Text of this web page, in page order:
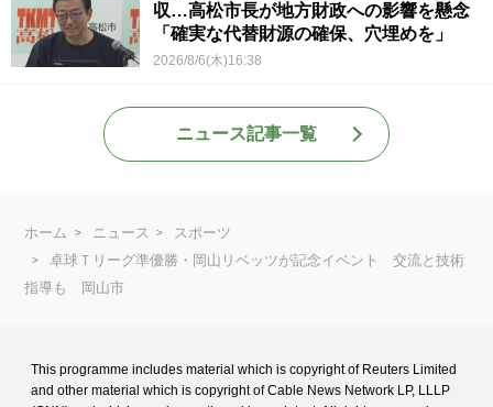
収…高松市長が地方財政への影響を懸念
「確実な代替財源の確保、穴埋めを」
2026/8/6(木)16:38
ニュース記事一覧
ホーム ニュース
スポーツ
卓球Ｔリーグ準優勝・岡山リベッツが記念イベント 交流と技術
指導も 岡山市
This programme includes material which is copyright of Reuters Limited
and other material which is copyright of Cable News Network LP, LLLP